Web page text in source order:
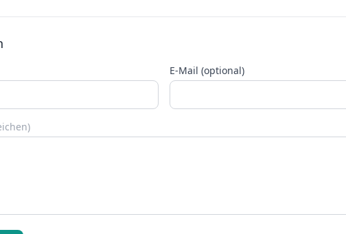
E-Mail (optional)